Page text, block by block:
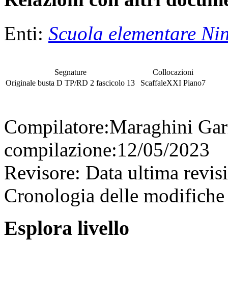
Enti: Scuola elementare
Segnature
Originale busta D TP/RD 2 fascicolo 13
Collocazioni
ScaffaleXXI Piano7
Compilatore:Maraghini
compilazione:12/05/2023
Revisore: Data ultima
Cronologia delle
Esplora livello